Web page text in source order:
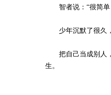
智者说：“很简单
少年沉默了很久，
把自己当成别人，
生。